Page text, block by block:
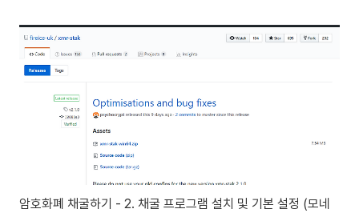
암호화폐 채굴하기 - 2. 채굴 프로그램 설치 및 기본 설정 (모네